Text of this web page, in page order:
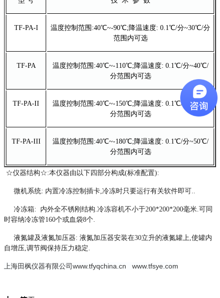
TF-PA-I
温度控制范围:40℃~-90℃;降温速度: 0.1℃/分~30℃/分
范围内可选
TF-PA
温度控制范围:40℃~-110℃;降温速度: 0.1℃/分~40℃/
分范围内可选
TF-PA-II
温度控制范围:40℃~-150℃;降温速度: 0.1℃/分~40℃/
分范围内可选
TF-PA-III
温度控制范围:40℃~-180℃;降温速度: 0.1℃/分~50℃/
分范围内可选
☆仪器结构☆:本仪器由以下四部分构成(标准配置):
微机系统: 内置冷冻控制插卡,冷冻时只要运行有关软件即可..
冷冻箱: 内外全不锈刚结构.冷冻容机不小于200*200*200毫米.可同
时容纳冷冻管160个或血袋8个.
液氮罐及液氮加压器: 液氮加压器安装在30立升的液氮罐上,使罐内
自增压,调节阀保持压力稳定.
上海田枫仪器有限公司www.tfyqchina.cn www.tfsye.com